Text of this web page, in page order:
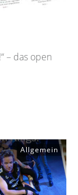
– das open
Allgemein